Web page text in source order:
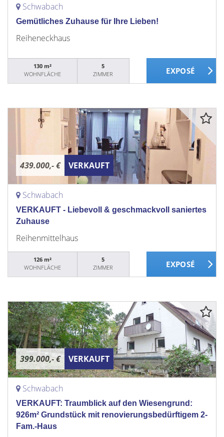
Schwabach
Gemütliches Zuhause für Ihre Lieben!
Reiheneckhaus
130 m²
WOHNFLÄCHE
5
ZIMMER
439.000,- € VERKAUFT
Schwabach
VERKAUFT - Liebevoll & geschmackvoll saniertes
Zuhause
Reihenmittelhaus
126 m²
WOHNFLÄCHE
5
ZIMMER
399.000,- € VERKAUFT
Schwabach
VERKAUFT: Traumblick auf den Wiesengrund:
926m² Grundstück mit renovierungsbedürftigem 2-
Fam.-Haus